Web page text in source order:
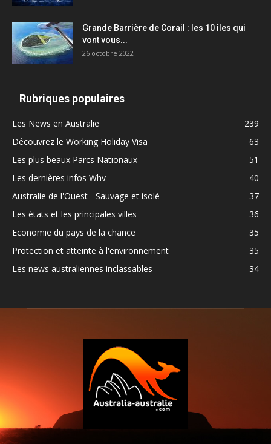
Grande Barrière de Corail : les 10 îles qui
vont vous...
26 octobre 2022
Rubriques populaires
Les News en Australie
239
Découvrez le Working Holiday Visa
63
Les plus beaux Parcs Nationaux
51
Les dernières infos Whv
40
Australie de l'Ouest - Sauvage et isolé
37
Les états et les principales villes
36
Economie du pays de la chance
35
Protection et atteinte à l'environnement
35
Les news australiennes inclassables
34